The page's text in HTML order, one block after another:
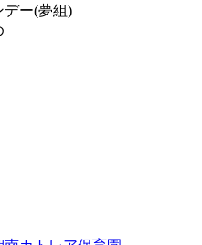
デー(夢組)